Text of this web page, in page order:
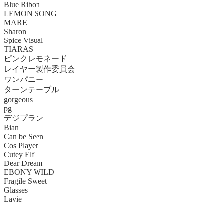
Blue Ribon
LEMON SONG
MARE
Sharon
Spice Visual
TIARAS
ピンクレモネード
レイヤー製作委員会
ワンパニー
ターンテーブル
gorgeous
pg
デジプラン
Bian
Can be Seen
Cos Player
Cutey Elf
Dear Dream
EBONY WILD
Fragile Sweet
Glasses
Lavie